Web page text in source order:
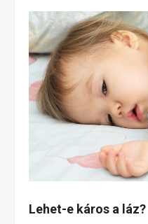
Lehet-e káros a láz?